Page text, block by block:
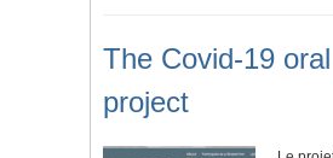
The Covid-19
project